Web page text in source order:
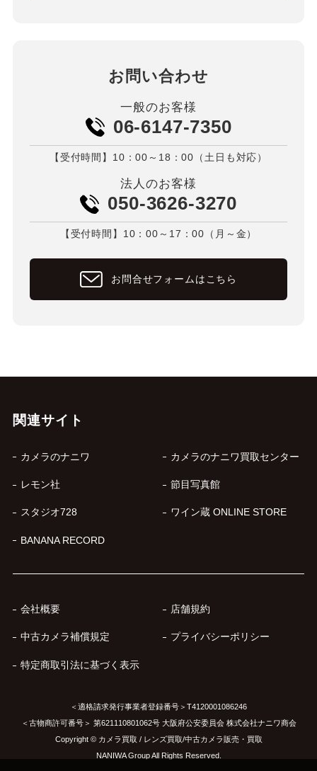
お問い合わせ
一般のお客様
06-6147-7350
【受付時間】10：00～18：00（土日も対応）
法人のお客様
050-3626-3270
【受付時間】10：00～17：00（月～金）
お問合せフォームはこちら
関連サイト
カメラのナニワ カメラのナニワ買取センター
レモン社 節目写真館
スタジオ728 ワイン蔵 ONLINE STORE
BANANA RECORD
会社概要 店舗規約
中古カメラ補償規定 プライバシーポリシー
特定商取引法に基づく表示
＜適格請求発行事業者登録番号＞T4120001086246
＜古物商許可番号＞ 第621110801062号 大阪府公安委員会 株式会社ナニワ商会
Copyright © カメラ買取 / レンズ買取/中古カメラ販売・買取
NANIWA Group All Rights Reserved.